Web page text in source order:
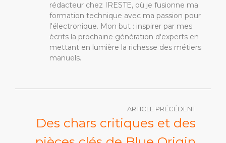
rédacteur chez IRESTE, où je fusionne ma
formation technique avec ma passion pour
l'électronique. Mon but : inspirer par mes
écrits la prochaine génération d'experts en
mettant en lumière la richesse des métiers
manuels.
ARTICLE PRÉCÉDENT
Des chars critiques et des